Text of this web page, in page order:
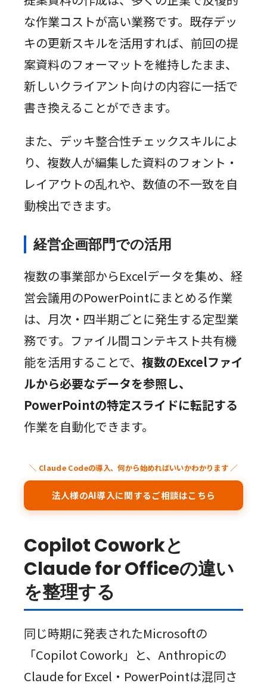
な作業コストが高い業務です。既存デッ
キの更新スキルを活用すれば、前回の提
案資料のフォーマットを維持したまま、
新しいクライアント向けの内容に一括で
書き換えることができます。
また、デッキ整合性チェックスキルによ
り、複数人が編集した資料のフォント・
レイアウトの乱れや、数値の不一致を自
動検出できます。
経営企画部門での活用
複数の事業部からExcelデータを集め、経
営会議用のPowerPointにまとめる作業
は、月次・四半期ごとに発生する定型業
務です。ファイル間コンテキスト共有機
能を活用することで、 複数のExcelファイ
ルから必要なデータを参照し、
PowerPointの特定スライドに転記する
作業を自動化できます。
＼ Claude Codeの導入、何から始めればいいかわかります ／
法人様のAI導入に関するご相談はこちら
Copilot Coworkと
Claude for Officeの違い
を整理する
同じ時期に発表されたMicrosoftの
「Copilot Cowork」と、Anthropicの
Claude for Excel・PowerPointは混同さ